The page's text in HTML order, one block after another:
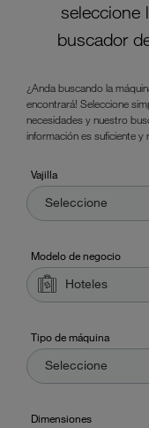
seleccione
buscador
¿Anda buscando la
encontrará! Seleccione
necesidades y nuestro
información es suficiente
Vajilla
Seleccione
Modelo de negocio
Hoteles
Tipo de máquina
Seleccione
Dimensiones